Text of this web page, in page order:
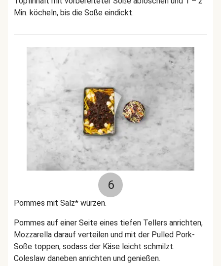
Min. köcheln, bis die Soße eindickt.
6
Pommes mit Salz* würzen.
Pommes auf einer Seite eines tiefen Tellers anrichten,
Mozzarella darauf verteilen und mit der Pulled Pork-
Soße toppen, sodass der Käse leicht schmilzt.
Coleslaw daneben anrichten und genießen.